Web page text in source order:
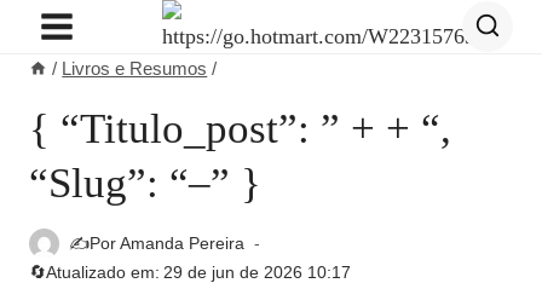
Pular
Conteúdo
/ Livros e Resumos /
{ “titulo_post”: ” + + “,
“slug”: “–” }
✍️PorAmanda Pereira
🔄Atualizado em: 29 de jun de 2026 10:17